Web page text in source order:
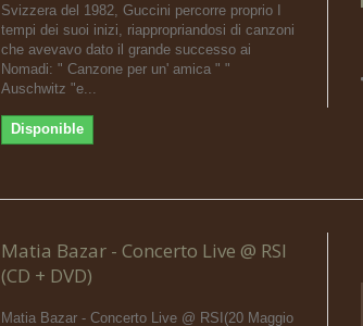
Svizzera del 1982, Guccini percorre proprio I
tempi dei suoi inizi, riappropriandosi di canzoni
che avevavo dato il grande successo ai
Nomadi: " Canzone per un' amica " "
Auschwitz "e...
Disponible
Matia Bazar - Concerto Live @ RSI
(CD + DVD)
Matia Bazar - Concerto Live @ RSI(20 Maggio